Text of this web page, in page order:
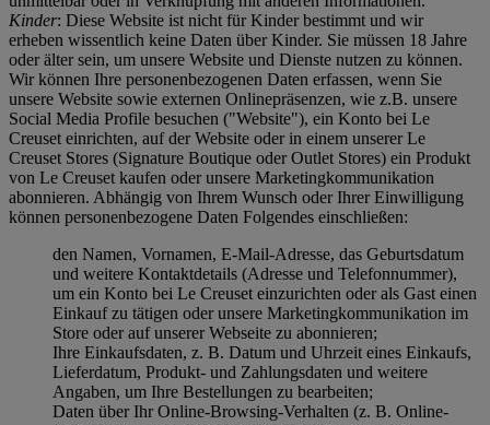
Kinder: Diese Website ist nicht für Kinder bestimmt und wir
erheben wissentlich keine Daten über Kinder. Sie müssen 18 Jahre
oder älter sein, um unsere Website und Dienste nutzen zu können.
Wir können Ihre personenbezogenen Daten erfassen, wenn Sie
unsere Website sowie externen Onlinepräsenzen, wie z.B. unsere
Social Media Profile besuchen ("Website"), ein Konto bei Le
Creuset einrichten, auf der Website oder in einem unserer Le
Creuset Stores (Signature Boutique oder Outlet Stores) ein Produkt
von Le Creuset kaufen oder unsere Marketingkommunikation
abonnieren. Abhängig von Ihrem Wunsch oder Ihrer Einwilligung
können personenbezogene Daten Folgendes einschließen:
den Namen, Vornamen, E-Mail-Adresse, das Geburtsdatum
und weitere Kontaktdetails (Adresse und Telefonnummer),
um ein Konto bei Le Creuset einzurichten oder als Gast einen
Einkauf zu tätigen oder unsere Marketingkommunikation im
Store oder auf unserer Webseite zu abonnieren;
Ihre Einkaufsdaten, z. B. Datum und Uhrzeit eines Einkaufs,
Lieferdatum, Produkt- und Zahlungsdaten und weitere
Angaben, um Ihre Bestellungen zu bearbeiten;
Daten über Ihr Online-Browsing-Verhalten (z. B. Online-